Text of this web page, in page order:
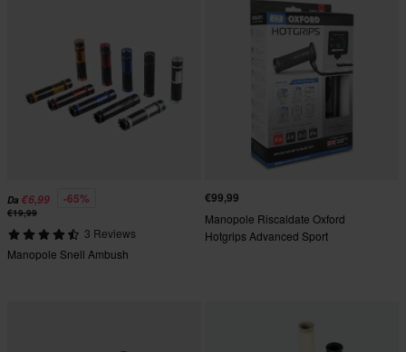
Da €6,99 -65%
€19,99
3 Reviews
Manopole Snell Ambush
€99,99
Manopole Riscaldate Oxford
Hotgrips Advanced Sport